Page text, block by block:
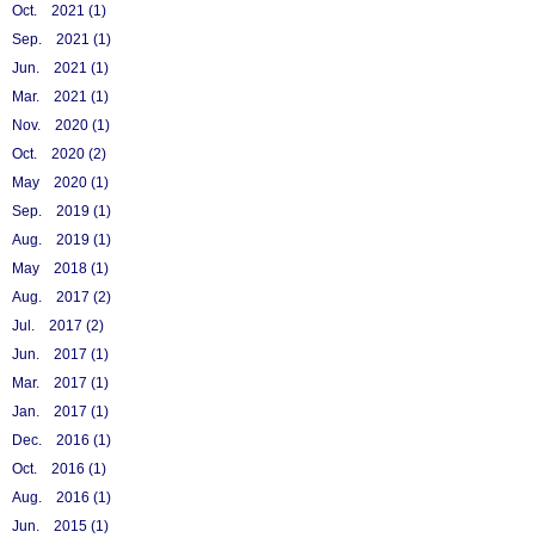
Oct. 2021 (1)
Sep. 2021 (1)
Jun. 2021 (1)
Mar. 2021 (1)
Nov. 2020 (1)
Oct. 2020 (2)
May 2020 (1)
Sep. 2019 (1)
Aug. 2019 (1)
May 2018 (1)
Aug. 2017 (2)
Jul. 2017 (2)
Jun. 2017 (1)
Mar. 2017 (1)
Jan. 2017 (1)
Dec. 2016 (1)
Oct. 2016 (1)
Aug. 2016 (1)
Jun. 2015 (1)